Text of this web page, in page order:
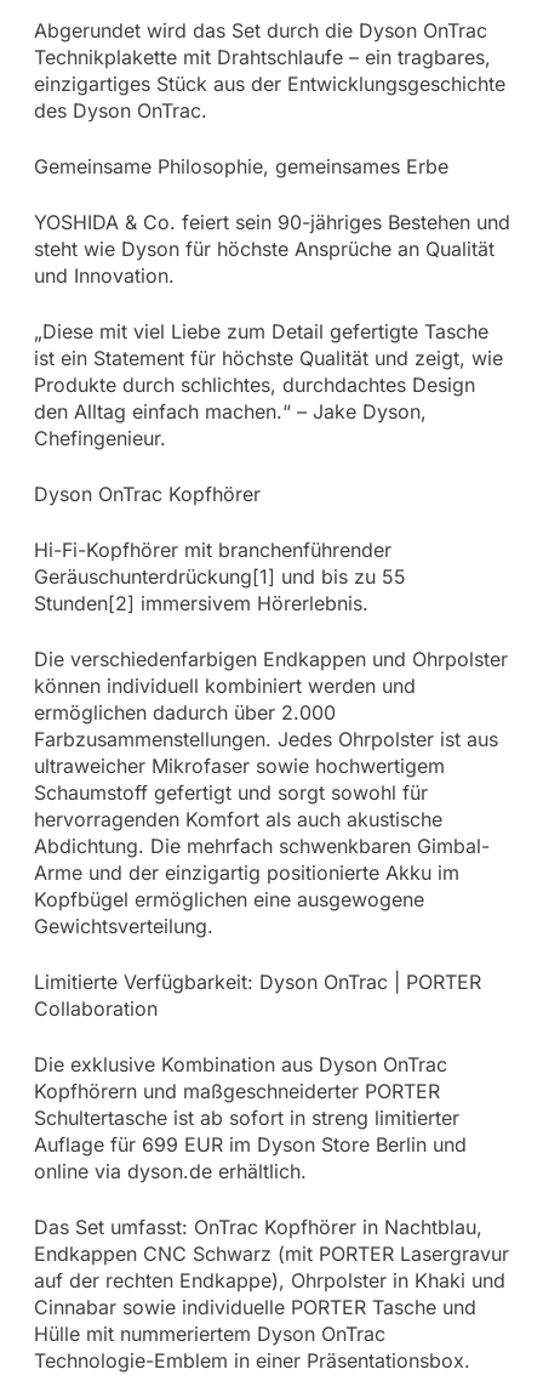
Abgerundet wird das Set durch die Dyson OnTrac
Technikplakette mit Drahtschlaufe – ein tragbares,
einzigartiges Stück aus der Entwicklungsgeschichte
des Dyson OnTrac.
Gemeinsame Philosophie, gemeinsames Erbe
YOSHIDA & Co. feiert sein 90-jähriges Bestehen und
steht wie Dyson für höchste Ansprüche an Qualität
und Innovation.
„Diese mit viel Liebe zum Detail gefertigte Tasche
ist ein Statement für höchste Qualität und zeigt, wie
Produkte durch schlichtes, durchdachtes Design
den Alltag einfach machen.“ – Jake Dyson,
Chefingenieur.
Dyson OnTrac Kopfhörer
Hi-Fi-Kopfhörer mit branchenführender
Geräuschunterdrückung[1] und bis zu 55
Stunden[2] immersivem Hörerlebnis.
Die verschiedenfarbigen Endkappen und Ohrpolster
können individuell kombiniert werden und
ermöglichen dadurch über 2.000
Farbzusammenstellungen. Jedes Ohrpolster ist aus
ultraweicher Mikrofaser sowie hochwertigem
Schaumstoff gefertigt und sorgt sowohl für
hervorragenden Komfort als auch akustische
Abdichtung. Die mehrfach schwenkbaren Gimbal-
Arme und der einzigartig positionierte Akku im
Kopfbügel ermöglichen eine ausgewogene
Gewichtsverteilung.
Limitierte Verfügbarkeit: Dyson OnTrac | PORTER
Collaboration
Die exklusive Kombination aus Dyson OnTrac
Kopfhörern und maßgeschneiderter PORTER
Schultertasche ist ab sofort in streng limitierter
Auflage für 699 EUR im Dyson Store Berlin und
online via dyson.de erhältlich.
Das Set umfasst: OnTrac Kopfhörer in Nachtblau,
Endkappen CNC Schwarz (mit PORTER Lasergravur
auf der rechten Endkappe), Ohrpolster in Khaki und
Cinnabar sowie individuelle PORTER Tasche und
Hülle mit nummeriertem Dyson OnTrac
Technologie-Emblem in einer Präsentationsbox.